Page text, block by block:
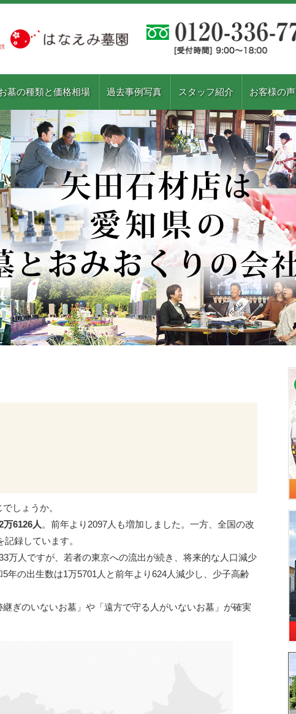
墓の種類と価格相場 過去事例写真 スタッフ紹介 お客様の声
しょうか。
万6126人 。前年より2097人も増加しました。一方、全国の改
記録しています。
万人ですが、若者の東京への流出が続き、将来的な人口減少
年の出生数は1万5701人と前年より624人減少し、少子高齢
ぎのいないお墓」や「遠方で守る人がいないお墓」が確実